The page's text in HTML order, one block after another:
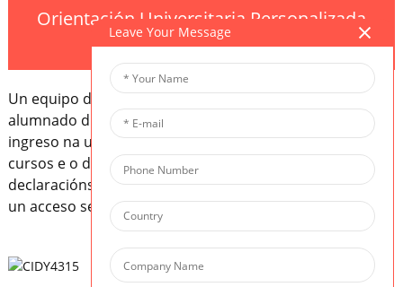
Orientación Universitaria Personalizada
a cada paso
Un equipo de asesoramento especializado apoia o
alumnado durante todo o proceso de solicitude de
ingreso na universidade, desde a planificación dos
cursos e o desenvolvemento extracurricular ata as
declaracións persoais e as entrevistas, o que lle garante
un acceso seguro ás principais institucións mundiais.
Leave Your Message